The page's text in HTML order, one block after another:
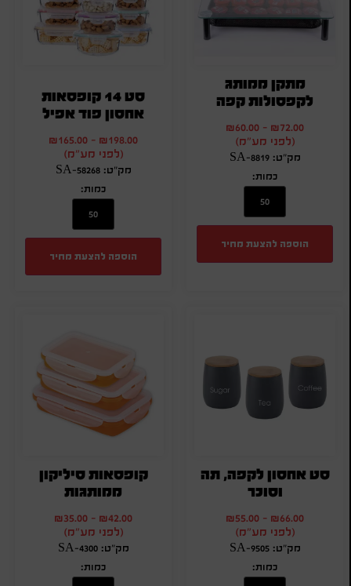
מתקן ממותג
לקפסולות קפה
₪72.00
-
₪60.00
(לפני מע"מ)
מק"ט: SA-8819
כמות:
הוספה להצעת מחיר
סט 14 קופסאות
אחסון פוד אפיל
₪198.00
-
₪165.00
(לפני מע"מ)
מק"ט: SA-58268
כמות:
הוספה להצעת מחיר
סט אחסון לקפה, תה
וסוכר
₪66.00
-
₪55.00
(לפני מע"מ)
מק"ט: SA-9505
כמות:
קופסאות סיליקון
ממותגות
₪42.00
-
₪35.00
(לפני מע"מ)
מק"ט: SA-4300
כמות: